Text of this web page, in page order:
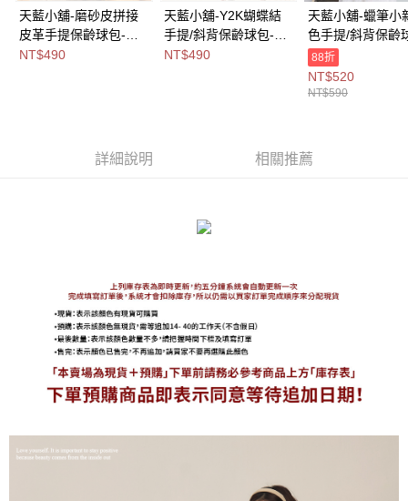
2.基於同意付款使用「大哥付你分期」之契約關係目的，商店將以您的個人
資料（包含姓名、電話或地址）提供予台灣大哥大進項蒐集、處理及利用，
由本公司與您本人進行分期帳單所需資料之確認、核對及更正。
3.完整用戶服務條款，請詳閱以下連結：
https://oppay.tw/userRule
7-11取貨付款
每筆NT$80，滿NT$1,000(含以上)免運費
每筆NT$100，滿NT$1,000(含以上)免運費
天藍小舖-磨砂皮拼接
皮革手提保齡球包-共3
色-$490【A03032039
NT$490
天藍小舖-Y2K蝴蝶結
手提/斜背保齡球包-共
4
NT$490
天藍小舖-蠟筆小
色手提/斜背保齡
共3
色-$590【
】
88折
NT$520
NT$590
詳細說明 相關推薦